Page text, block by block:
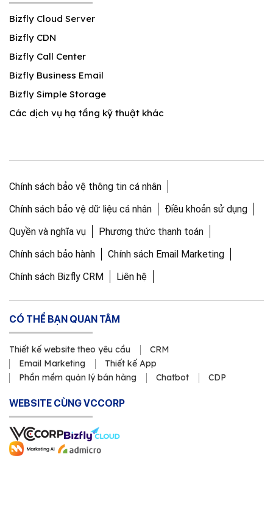
Bizfly Cloud Server
Bizfly CDN
Bizfly Call Center
Bizfly Business Email
Bizfly Simple Storage
Các dịch vụ hạ tầng kỹ thuật khác
Chính sách bảo vệ thông tin cá nhân
Chính sách bảo vệ dữ liệu cá nhân
Điều khoản sử dụng
Quyền và nghĩa vụ
Phương thức thanh toán
Chính sách bảo hành
Chính sách Email Marketing
Chính sách Bizfly CRM
Liên hệ
CÓ THỂ BẠN QUAN TÂM
Thiết kế website theo yêu cầu
CRM
Email Marketing
Thiết kế App
Phần mềm quản lý bán hàng
Chatbot CDP
WEBSITE CÙNG VCCORP